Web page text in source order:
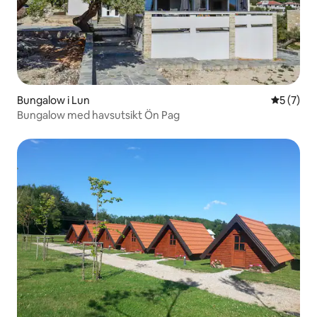
Bungalow i Lun 5 av 5 i
5 (7)
Bungalow med havsutsikt Ön Pag